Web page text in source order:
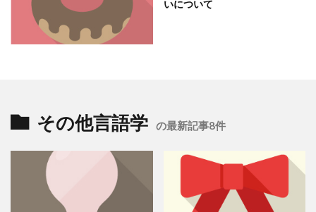
いについて
その他言語学 の最新記事8件